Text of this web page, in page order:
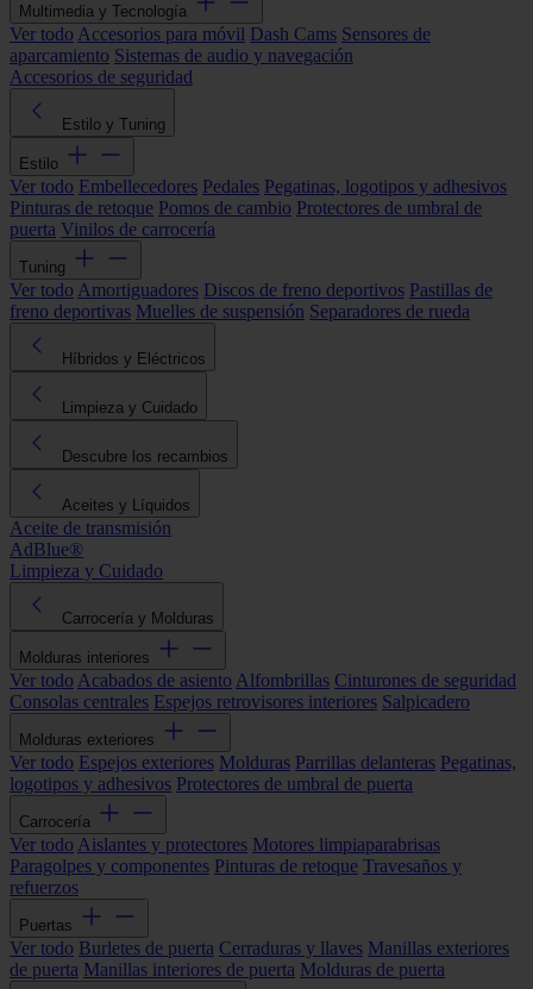
Multimedia y Tecnología
Ver todo Accesorios para móvil Dash Cams Sensores de
aparcamiento Sistemas de audio y navegación
Accesorios de seguridad
Estilo y Tuning
Estilo
Ver todo Embellecedores Pedales Pegatinas, logotipos y adhesivos
Pinturas de retoque Pomos de cambio Protectores de umbral de
puerta Vinilos de carrocería
Tuning
Ver todo Amortiguadores Discos de freno deportivos Pastillas de
freno deportivas Muelles de suspensión Separadores de rueda
Híbridos y Eléctricos
Limpieza y Cuidado
Descubre los recambios
Aceites y Líquidos
Aceite de transmisión
AdBlue®
Limpieza y Cuidado
Carrocería y Molduras
Molduras interiores
Ver todo Acabados de asiento Alfombrillas Cinturones de seguridad
Consolas centrales Espejos retrovisores interiores Salpicadero
Molduras exteriores
Ver todo Espejos exteriores Molduras Parrillas delanteras Pegatinas,
logotipos y adhesivos Protectores de umbral de puerta
Carrocería
Ver todo Aislantes y protectores Motores limpiaparabrisas
Paragolpes y componentes Pinturas de retoque Travesaños y
refuerzos
Puertas
Ver todo Burletes de puerta Cerraduras y llaves Manillas exteriores
de puerta Manillas interiores de puerta Molduras de puerta